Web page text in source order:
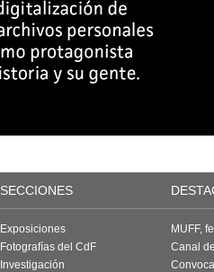
SECCIONES
Exposiciones
Fotografías del CdF
Investigación
MUFF,
Canal